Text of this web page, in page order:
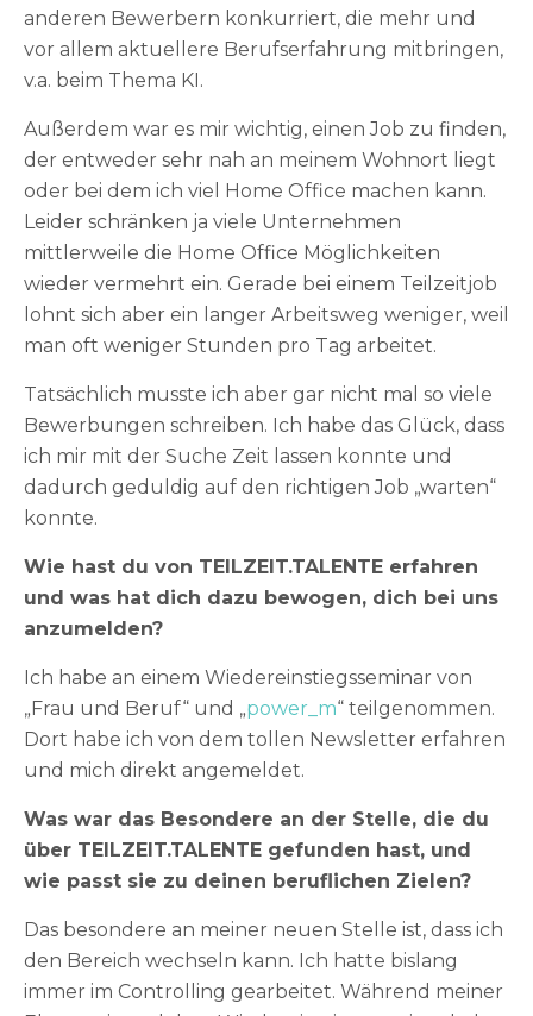
anderen Bewerbern konkurriert, die mehr und
vor allem aktuellere Berufserfahrung mitbringen,
v.a. beim Thema KI.
Außerdem war es mir wichtig, einen Job zu finden,
der entweder sehr nah an meinem Wohnort liegt
oder bei dem ich viel Home Office machen kann.
Leider schränken ja viele Unternehmen
mittlerweile die Home Office Möglichkeiten
wieder vermehrt ein. Gerade bei einem Teilzeitjob
lohnt sich aber ein langer Arbeitsweg weniger, weil
man oft weniger Stunden pro Tag arbeitet.
Tatsächlich musste ich aber gar nicht mal so viele
Bewerbungen schreiben. Ich habe das Glück, dass
ich mir mit der Suche Zeit lassen konnte und
dadurch geduldig auf den richtigen Job „warten“
konnte.
Wie hast du von TEILZEIT.TALENTE erfahren
und was hat dich dazu bewogen, dich bei uns
anzumelden?
Ich habe an einem Wiedereinstiegsseminar von
„Frau und Beruf“ und „power_m“ teilgenommen.
Dort habe ich von dem tollen Newsletter erfahren
und mich direkt angemeldet.
Was war das Besondere an der Stelle, die du
über TEILZEIT.TALENTE gefunden hast, und
wie passt sie zu deinen beruflichen Zielen?
Das besondere an meiner neuen Stelle ist, dass ich
den Bereich wechseln kann. Ich hatte bislang
immer im Controlling gearbeitet. Während meiner